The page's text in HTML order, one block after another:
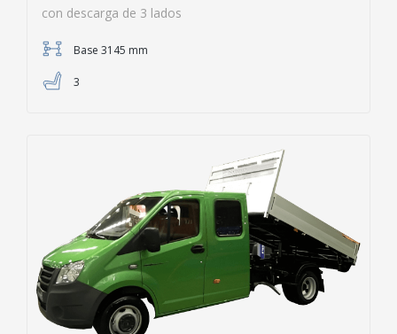
con descarga de 3 lados
Base 3145 mm
3